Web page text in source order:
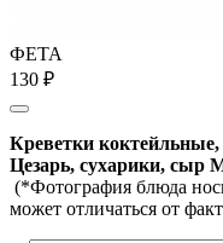
ФЕТА
130 ₽
Креветки коктейльные,
Цезарь, сухарики, сыр
(*Фотография блюда
может отличаться от